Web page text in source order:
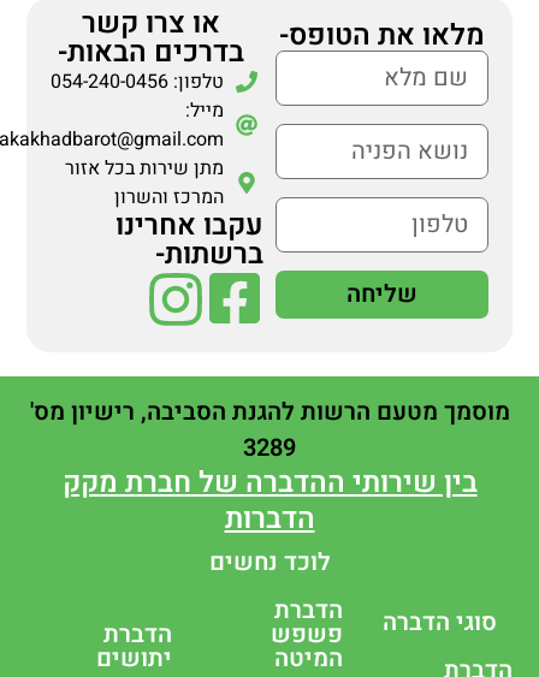
מלאו את הטופס-
שליחה
או צרו קשר
בדרכים הבאות-
טלפון: 054-240-0456
מייל:
makakhadbarot@gmail.com
מתן שירות בכל אזור
המרכז והשרון
עקבו אחרינו
ברשתות-
מוסמך מטעם הרשות להגנת הסביבה, רישיון מס'
3289
בין שירותי ההדברה של חברת מקק
הדברות
סוגי הדברה
לוכד נחשים
הדברת
פשפש
המיטה
הדברת
יתושים